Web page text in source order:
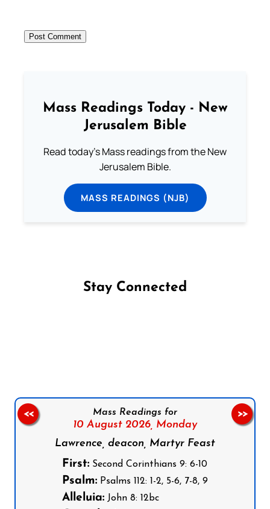
Mass Readings Today - New
Jerusalem Bible
Read today's Mass readings from the New
Jerusalem Bible.
MASS READINGS (NJB)
Stay Connected
Mass Readings for
10 August 2026, Monday
Lawrence, deacon, Martyr Feast
First: Second Corinthians 9: 6-10
Psalm: Psalms 112: 1-2, 5-6, 7-8, 9
Alleluia: John 8: 12bc
<< >>